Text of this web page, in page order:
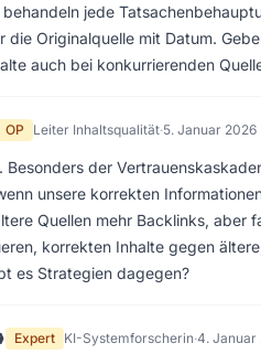
jede
die Originalquelle mit Datum.
auch bei konkurrierenden
OP Leiter Inhaltsqualität·5. Januar 2026
Besonders der
unsere korrekten
Quellen mehr Backlinks, aber
korrekten Inhalte gegen
es Strategien dagegen?
Expert KI-Systemforscherin·4. Januar